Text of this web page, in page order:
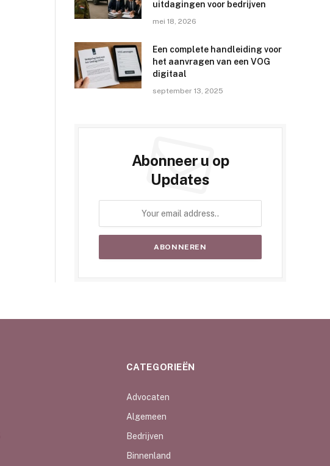
uitdagingen voor bedrijven
mei 18, 2026
Een complete handleiding voor
het aanvragen van een VOG
digitaal
september 13, 2025
Abonneer u op
Updates
CATEGORIEËN
Advocaten
Algemeen
Bedrijven
Binnenland